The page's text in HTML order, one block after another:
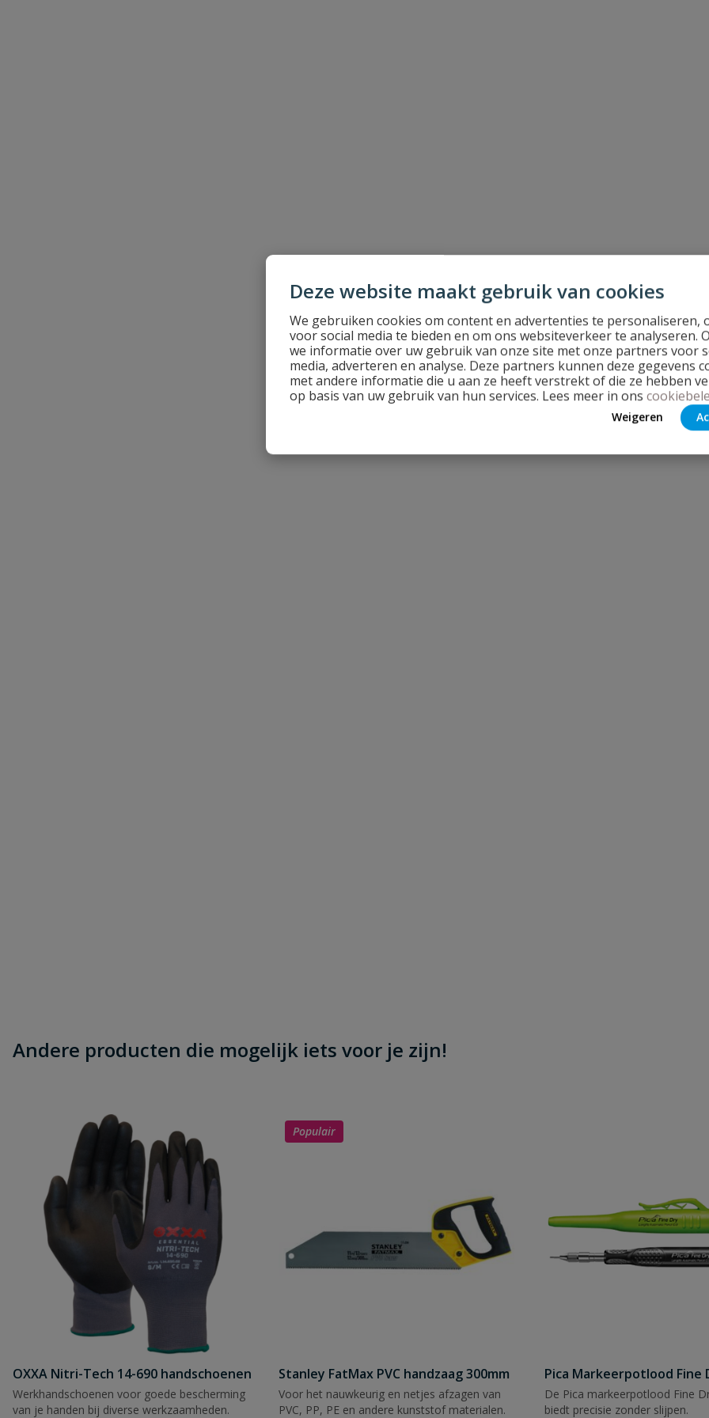
Deze website maakt gebruik van cookies
We gebruiken cookies om content en advertenties te personaliseren,
voor social media te bieden en om ons websiteverkeer te analyseren.
we informatie over uw gebruik van onze site met onze partners voor
media, adverteren en analyse. Deze partners kunnen deze gegevens
met andere informatie die u aan ze heeft verstrekt of die ze hebben
op basis van uw gebruik van hun services. Lees meer in ons
Weigeren
Andere producten die mogelijk iets voor je zijn!
OXXA Nitri-Tech 14-690 handschoenen
Werkhandschoenen voor goede bescherming
van je handen bij diverse werkzaamheden.
Populair
Stanley FatMax PVC handzaag 300mm
Voor het nauwkeurig en netjes afzagen van
PVC, PP, PE en andere kunststof materialen.
Pica Markeerpotlood Fine
De Pica markeerpotlood Fine
biedt precisie zonder slijpen.